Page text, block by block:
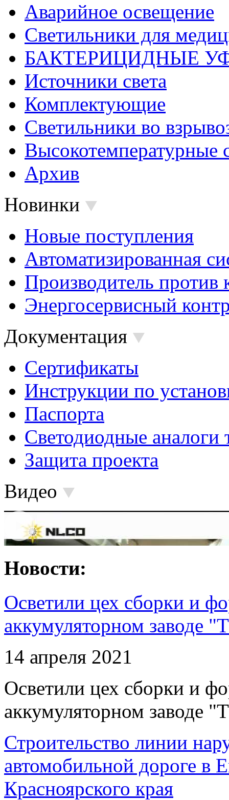
Аварийное освещение
Светильники для
БАКТЕРИЦИДНЫЕ
Источники света
Комплектующие
Светильники во
Высокотемпературные
Архив
Новинки
Новые поступления
Автоматизированная
Производитель против
Энергосервисный
Документация
Сертификаты
Инструкции по
Паспорта
Светодиодные аналоги
Защита проекта
Видео
Новости:
Осветили цех сборки и
аккумуляторном заводе
14 апреля 2021
Осветили цех сборки и
аккумуляторном заводе
Строительство линии
автомобильной дороге в
Красноярского края